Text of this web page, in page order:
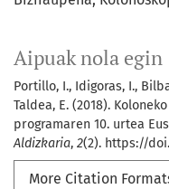
Aipuak nola egin
Portillo, I., Idigoras, I.,
Taldea, E. (2018).
programaren 10. urtea
Aldizkaria, 2(2). https://
More Citation